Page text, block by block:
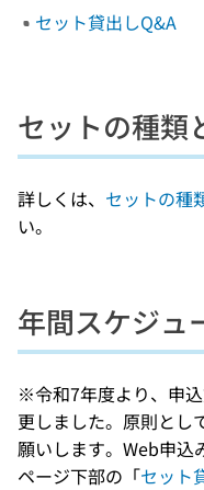
セット貸出しQ&A
セットの種類
詳しくは、 セットの種
い。
年間スケジュ
※令和7年度より、申
更しました。原則とし
願いします。Web申込
ページ下部の「セット